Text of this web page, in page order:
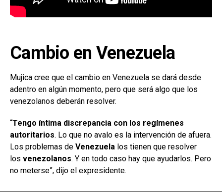
Cambio en Venezuela
Mujica cree que el cambio en Venezuela se dará desde
adentro en algún momento, pero que será algo que los
venezolanos deberán resolver.
“Tengo íntima discrepancia con los regímenes
autoritarios. Lo que no avalo es la intervención de afuera.
Los problemas de Venezuela los tienen que resolver
los venezolanos. Y en todo caso hay que ayudarlos. Pero
no meterse”, dijo el expresidente.